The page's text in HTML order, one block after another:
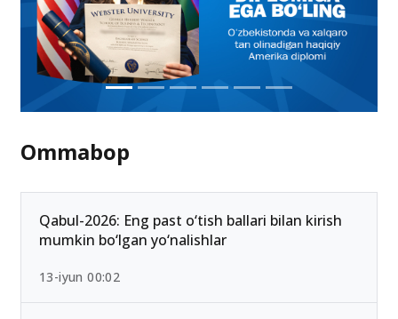
Ommabop
Qabul-2026: Eng past o‘tish ballari bilan kirish
mumkin bo‘lgan yo‘nalishlar